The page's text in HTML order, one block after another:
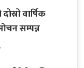
वार्षिक
सम्पन्न